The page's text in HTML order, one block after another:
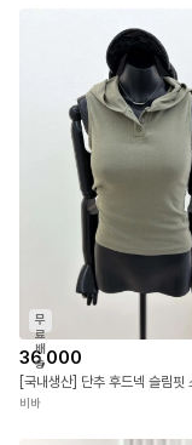
무
료
배
송
36,000
비바